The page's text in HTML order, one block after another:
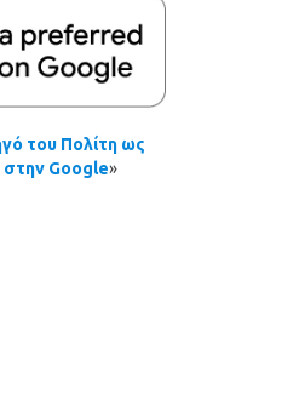
του Πολίτη ως
Google»